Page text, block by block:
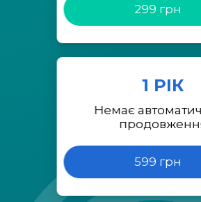
299 грн
1 РІК
Немає
599 грн